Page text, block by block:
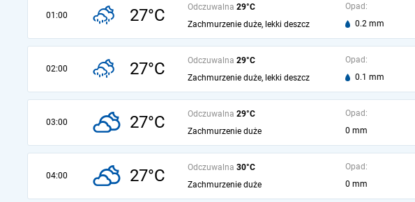
01:00 27°C Odczuwalna 29°C
Zachmurzenie duże, lekki deszcz
Opad:
0.2 mm
02:00 27°C Odczuwalna 29°C
Zachmurzenie duże, lekki deszcz
Opad:
0.1 mm
03:00 27°C Odczuwalna 29°C
Zachmurzenie duże
Opad:
0 mm
04:00 27°C Odczuwalna 30°C
Zachmurzenie duże
Opad:
0 mm